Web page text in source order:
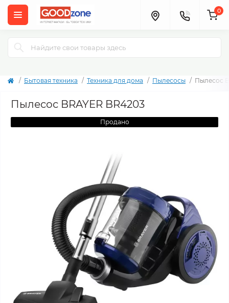
0
Бытовая техника Техника для дома Пылесосы Пылесос
Пылесос BRAYER BR4203
Продано